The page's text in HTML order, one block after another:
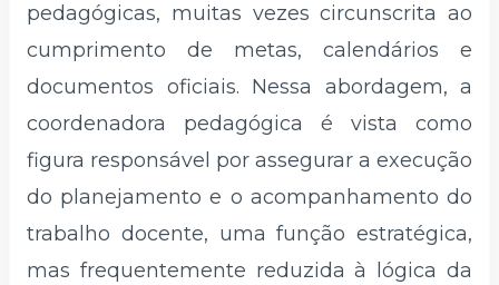
pedagógicas, muitas vezes circunscrita ao
cumprimento de metas, calendários e
documentos oficiais. Nessa abordagem, a
coordenadora pedagógica é vista como
figura responsável por assegurar a execução
do planejamento e o acompanhamento do
trabalho docente, uma função estratégica,
mas frequentemente reduzida à lógica da